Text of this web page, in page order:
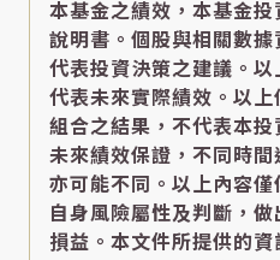
本基金之績效，本基金投
說明書。個股與相關數
代表投資決策之建議。
代表未來實際績效。以
組合之結果，不代表本
未來績效保證，不同時
亦可能不同。以上內容
自身風險屬性及判斷，
損益。本文件所提供的